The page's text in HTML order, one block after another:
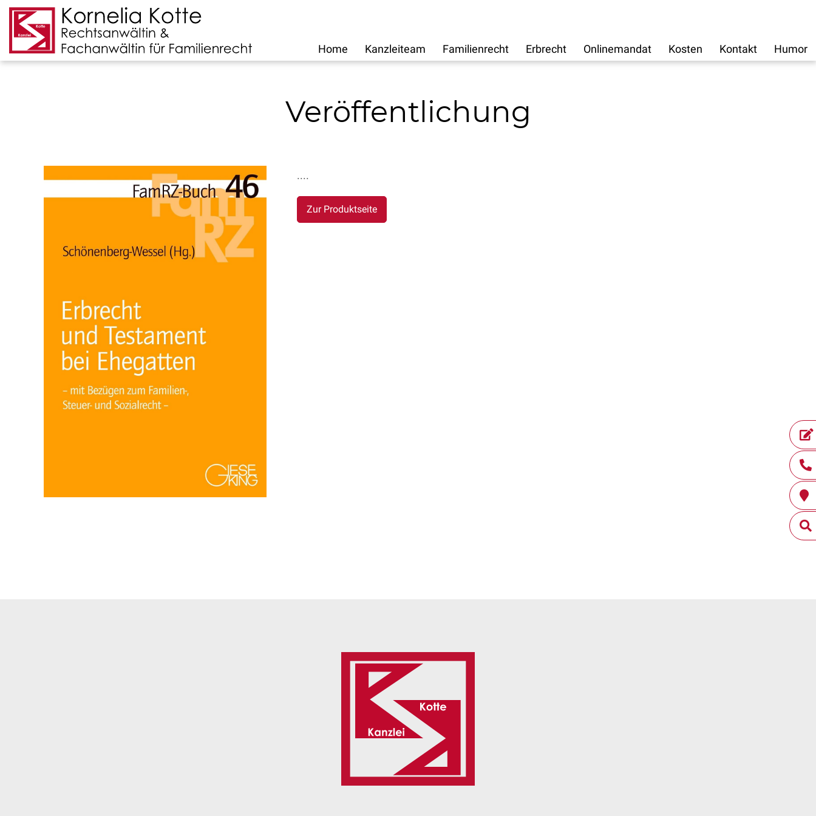
Home Kanzleiteam Familienrecht Erbrecht Onlinemandat Kosten Kontakt Humor
Veröffentlichung
....
Zur Produktseite